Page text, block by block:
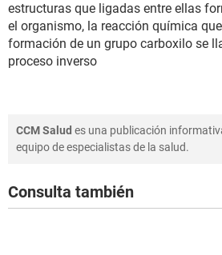
estructuras que ligadas entre ellas
el organismo, la reacción química
formación de un grupo carboxilo se
proceso inverso
CCM Salud es una publicación
equipo de especialistas de la salud.
Consulta también